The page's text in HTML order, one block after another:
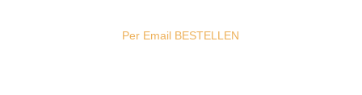
Per Email BESTELLEN